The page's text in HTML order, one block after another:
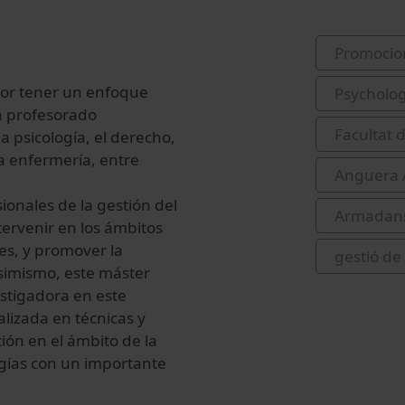
tener un enfoque
profesorado
psicología, el derecho,
enfermería, entre
de la gestión del
en los ámbitos
y promover la
este máster
en este
en técnicas y
en el ámbito de la
con un importante
Facultat
Anguera
gestió